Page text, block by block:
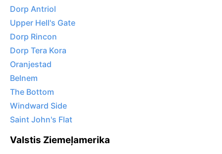
Dorp Antriol
Upper Hell's Gate
Dorp Rincon
Dorp Tera Kora
Oranjestad
Belnem
The Bottom
Windward Side
Saint John's Flat
Valstis Ziemeļamerika